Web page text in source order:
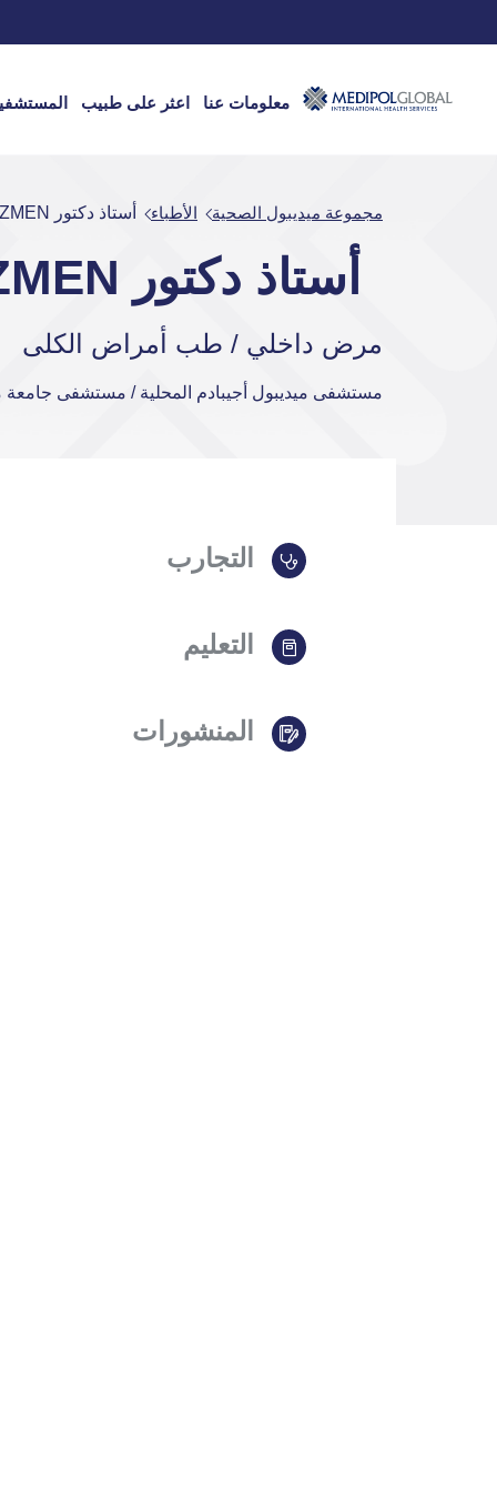
معلومات عنا اعثر على طبيب
مجموعة ميديبول الصحية الأطباء أستاذ دكتور ŞEHMUS ÖZMEN
أستاذ دكتور ŞEHMUS ÖZMEN
مرض داخلي / طب أمراض الكلى
مستشفى ميديبول أجيبادم المحلية / مستشفى جامعة
التجارب
التعليم
المنشورات